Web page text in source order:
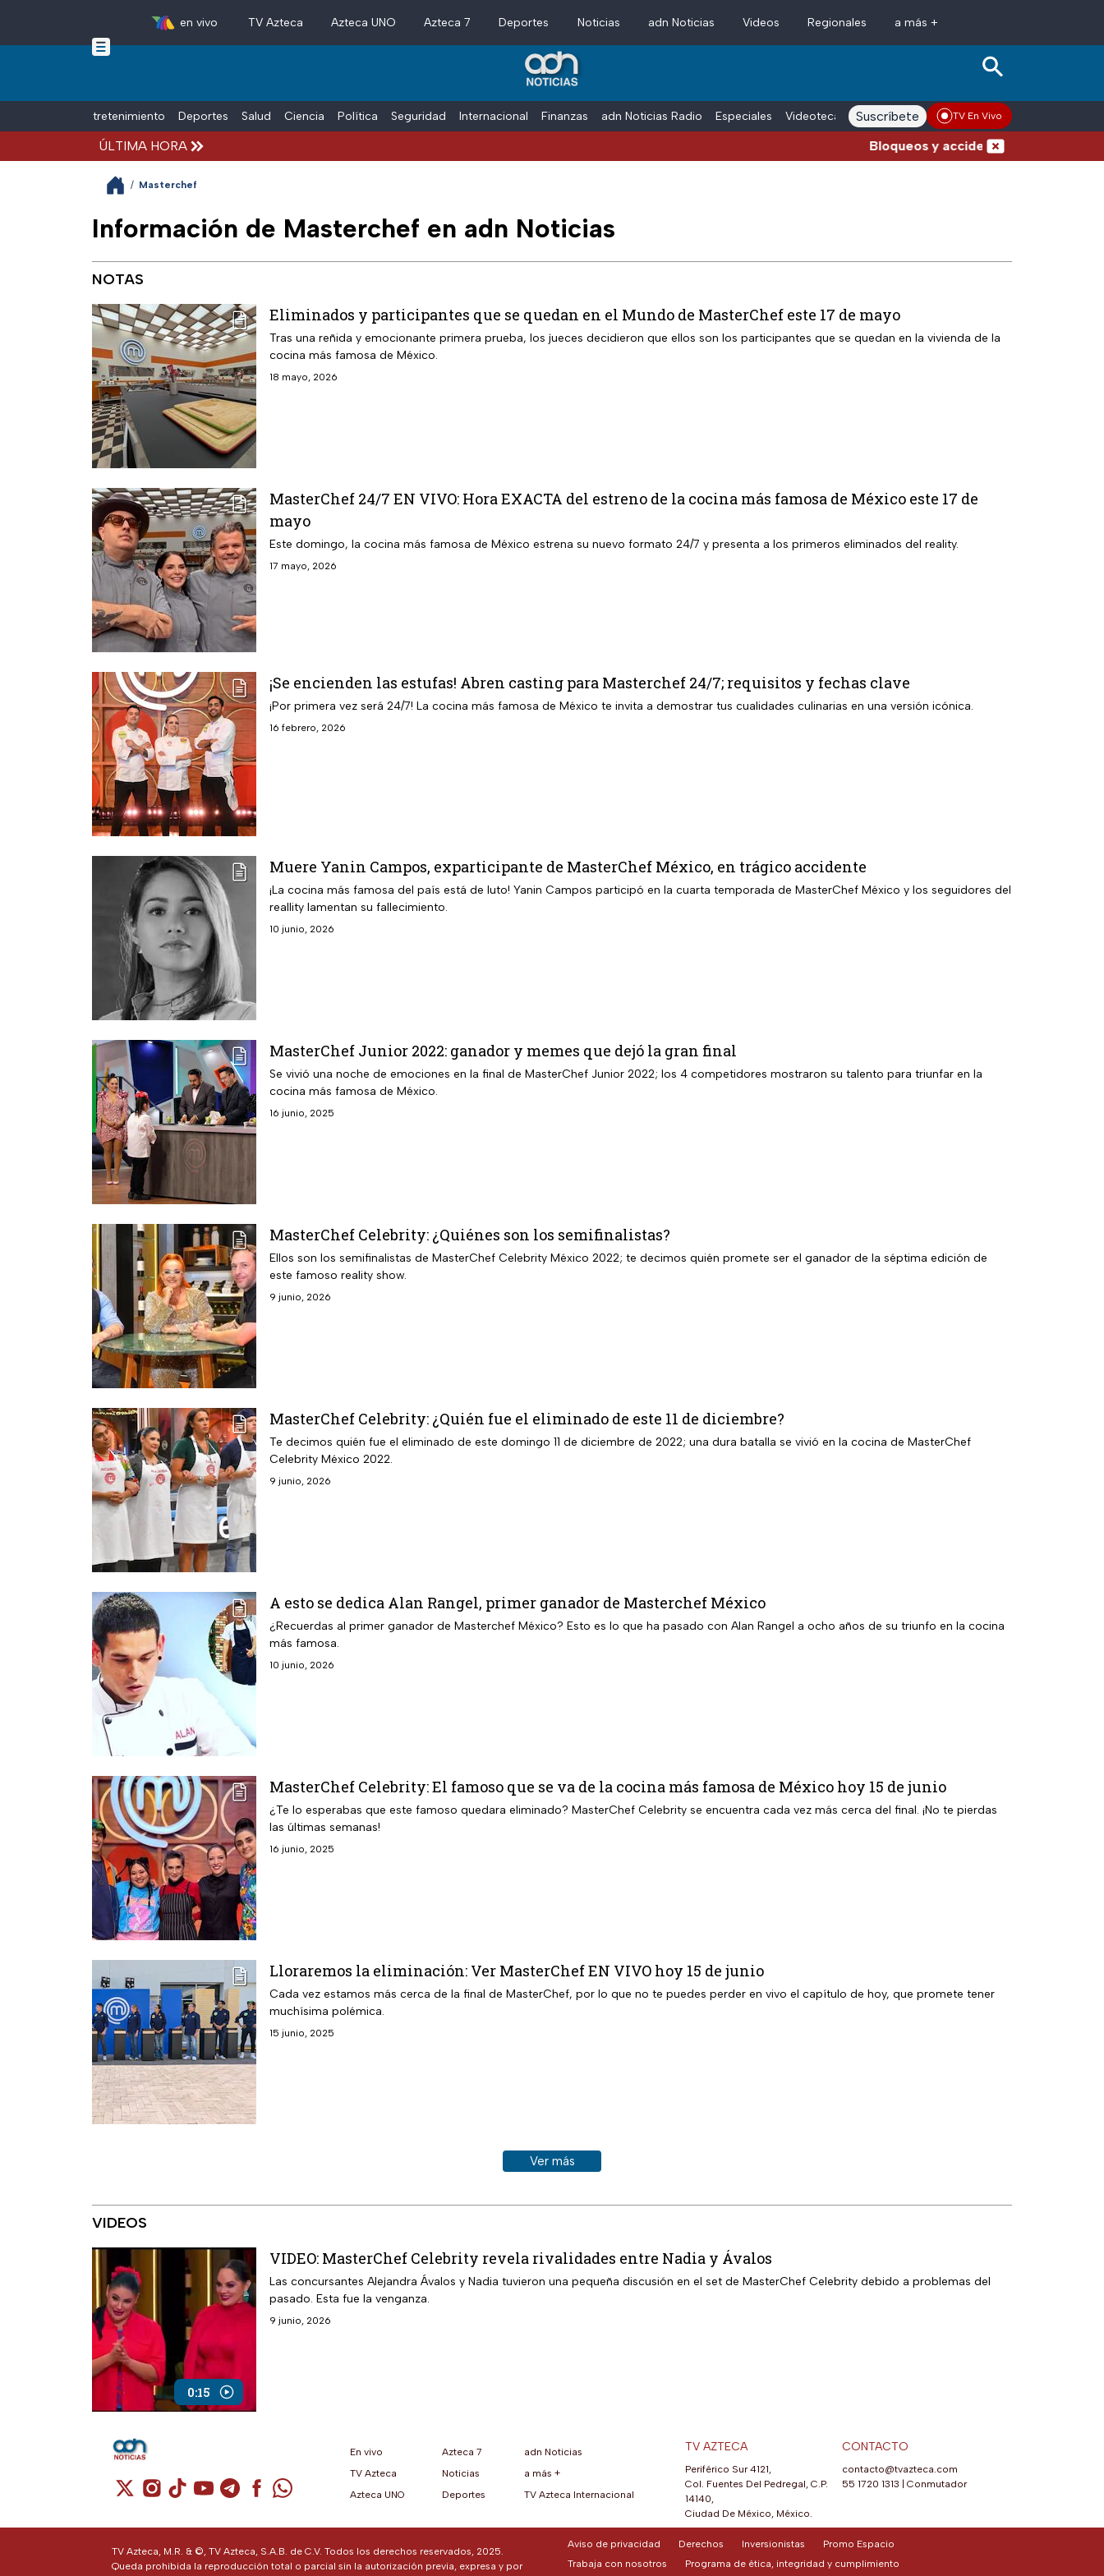
Skip to main content
en vivo TV Azteca Azteca UNO Azteca 7 Deportes Noticias adn Noticias Videos Regionales a más +
Entretenimiento Deportes Salud Ciencia Política Seguridad Internacional Finanzas adn Noticias Radio Especiales Videoteca Conductores Voces adn Noticias
Suscríbete TV En Vivo
ÚLTIMA HORA Bloqueos y accidentes hoy en carreteras
/ Masterchef
Información de Masterchef en adn Noticias
NOTAS
Eliminados y participantes que se quedan en el Mundo de MasterChef este 17 de mayo
Tras una reñida y emocionante primera prueba, los jueces decidieron que ellos son los participantes que se quedan en la vivienda de la
cocina más famosa de México.
18 mayo, 2026
MasterChef 24/7 EN VIVO: Hora EXACTA del estreno de la cocina más famosa de México este 17 de
mayo
Este domingo, la cocina más famosa de México estrena su nuevo formato 24/7 y presenta a los primeros eliminados del reality.
17 mayo, 2026
¡Se encienden las estufas! Abren casting para Masterchef 24/7; requisitos y fechas clave
¡Por primera vez será 24/7! La cocina más famosa de México te invita a demostrar tus cualidades culinarias en una versión icónica.
16 febrero, 2026
Muere Yanin Campos, exparticipante de MasterChef México, en trágico accidente
¡La cocina más famosa del país está de luto! Yanin Campos participó en la cuarta temporada de MasterChef México y los seguidores del
reallity lamentan su fallecimiento.
10 junio, 2026
MasterChef Junior 2022: ganador y memes que dejó la gran final
Se vivió una noche de emociones en la final de MasterChef Junior 2022; los 4 competidores mostraron su talento para triunfar en la
cocina más famosa de México.
16 junio, 2025
MasterChef Celebrity: ¿Quiénes son los semifinalistas?
Ellos son los semifinalistas de MasterChef Celebrity México 2022; te decimos quién promete ser el ganador de la séptima edición de
este famoso reality show.
9 junio, 2026
MasterChef Celebrity: ¿Quién fue el eliminado de este 11 de diciembre?
Te decimos quién fue el eliminado de este domingo 11 de diciembre de 2022; una dura batalla se vivió en la cocina de MasterChef
Celebrity México 2022.
9 junio, 2026
A esto se dedica Alan Rangel, primer ganador de Masterchef México
¿Recuerdas al primer ganador de Masterchef México? Esto es lo que ha pasado con Alan Rangel a ocho años de su triunfo en la cocina
más famosa.
10 junio, 2026
MasterChef Celebrity: El famoso que se va de la cocina más famosa de México hoy 15 de junio
¿Te lo esperabas que este famoso quedara eliminado? MasterChef Celebrity se encuentra cada vez más cerca del final. ¡No te pierdas
las últimas semanas!
16 junio, 2025
Lloraremos la eliminación: Ver MasterChef EN VIVO hoy 15 de junio
Cada vez estamos más cerca de la final de MasterChef, por lo que no te puedes perder en vivo el capítulo de hoy, que promete tener
muchísima polémica.
15 junio, 2025
Ver más historias sobre este tema
Ver más
VIDEOS
0:15
VIDEO: MasterChef Celebrity revela rivalidades entre Nadia y Ávalos
Las concursantes Alejandra Ávalos y Nadia tuvieron una pequeña discusión en el set de MasterChef Celebrity debido a problemas del
pasado. Esta fue la venganza.
9 junio, 2026
Cuenta de X / Twitter (se abre en una nueva pestaña)
Cuenta de Instagram (se abre en una nueva pestaña)
Cuenta de TikTok (se abre en una nueva pestaña)
Cuenta de YouTube (se abre en una nueva pestaña)
Cuenta de Telegram (se abre en una nueva pestaña)
Cuenta de Facebook (se abre en una nueva pestaña)
Cuenta de WhatsApp (se abre en una nueva pestaña)
En vivo
TV Azteca
Azteca UNO
Azteca 7
Noticias
Deportes
adn Noticias
a más +
TV Azteca Internacional
TV AZTECA
Periférico Sur 4121,
Col. Fuentes Del Pedregal, C.P.
14140,
Ciudad De México, México.
CONTACTO
contacto@tvazteca.com
55 1720 1313
Conmutador
TV Azteca, M.R. & ©, TV Azteca, S.A.B. de C.V. Todos los derechos reservados, 2025.
Queda prohibida la reproducción total o parcial sin la autorización previa, expresa y por
Aviso de privacidad Derechos Inversionistas
Promo Espacio
Trabaja con nosotros
Programa de ética, integridad y cumplimiento